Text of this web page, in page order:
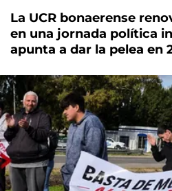
La UCR bonaerense
en una jornada política
apunta a dar la pelea en